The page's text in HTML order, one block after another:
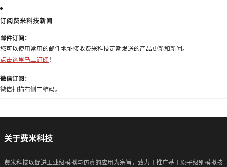
订阅费米科技新闻
邮件订阅：
您可以使用常用的邮件地址接收费米科技定期发送的产品更新和新闻。
点击这里马上订阅 ！
微信订阅：
微信扫描右侧二维码。
关于费米科技
费米科技以促进工业级模拟与仿真的应用为宗旨，致力于推广基于原子级别模拟技